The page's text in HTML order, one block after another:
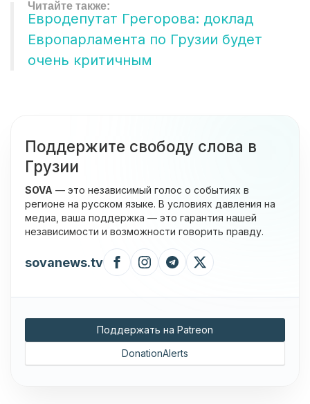
Евродепутат Грегорова: доклад
Европарламента по Грузии будет
очень критичным
Поддержите свободу слова в
Грузии
SOVA — это независимый голос о событиях в
регионе на русском языке. В условиях давления на
медиа, ваша поддержка — это гарантия нашей
независимости и возможности говорить правду.
sovanews.tv
Поддержать на Patreon
DonationAlerts